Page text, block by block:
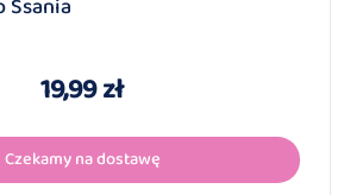
Ssania
19,99 zł
Czekamy na dostawę